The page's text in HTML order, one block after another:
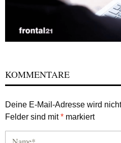
KOMMENTARE
Deine E-Mail-Adresse wird
Felder sind mit* markiert